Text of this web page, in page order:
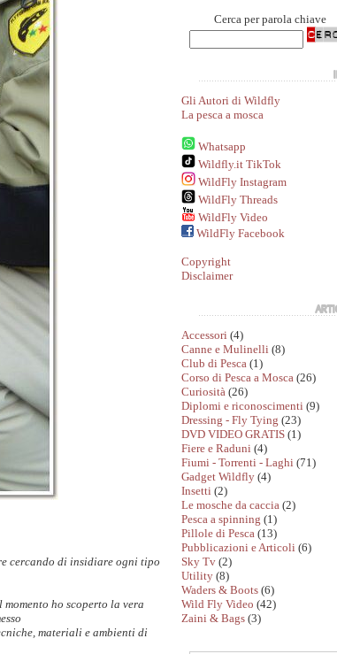
cercando di insidiare ogni tipo
ho scoperto la vera
materiali e ambienti di
Cerca per parola chiave
Gli Autori di Wildfly
La pesca a mosca
Whatsapp
Wildfly.it TikTok
WildFly Instagram
WildFly Threads
WildFly Video
WildFly Facebook
Copyright
Disclaimer
Accessori (4)
Canne e Mulinelli (8)
Club di Pesca (1)
Corso di Pesca a Mosca (26)
Curiosità (26)
Diplomi e riconoscimenti (9)
Dressing - Fly Tying (23)
DVD VIDEO GRATIS (1)
Fiere e Raduni (4)
Fiumi - Torrenti - Laghi (71)
Gadget Wildfly (4)
Insetti (2)
Le mosche da caccia (2)
Pesca a spinning (1)
Pillole di Pesca (13)
Pubblicazioni e Articoli (6)
Sky Tv (2)
Utility (8)
Waders & Boots (6)
Wild Fly Video (42)
Zaini & Bags (3)